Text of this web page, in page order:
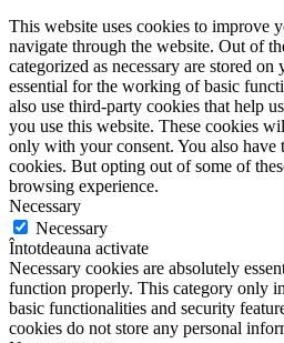
This website uses cookies to improve
navigate through the website. Out of
categorized as necessary are stored
essential for the working of basic
also use third-party cookies that help
you use this website. These cookies
only with your consent. You also have
cookies. But opting out of some of
browsing experience.
Necessary
Necessary
Întotdeauna activate
Necessary cookies are absolutely
function properly. This category only
basic functionalities and security
cookies do not store any personal